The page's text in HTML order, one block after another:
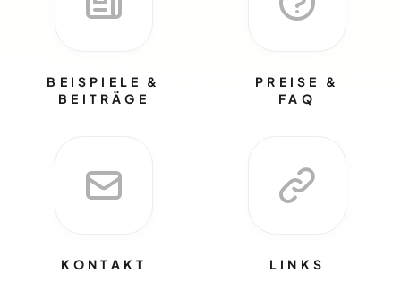
BEISPIELE &
BEITRÄGE
PREISE &
FAQ
KONTAKT LINKS